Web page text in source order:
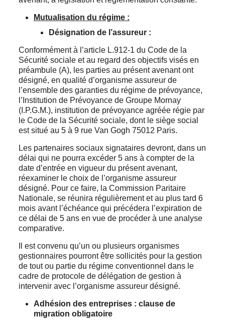
Mutualisation du régime :
Désignation de l’assureur :
Conformément à l’article L.912-1 du Code de la
Sécurité sociale et au regard des objectifs visés en
préambule (A), les parties au présent avenant ont
désigné, en qualité d’organisme assureur de
l’ensemble des garanties du régime de prévoyance,
l’Institution de Prévoyance de Groupe Mornay
(I.P.G.M.), institution de prévoyance agréée régie par
le Code de la Sécurité sociale, dont le siège social
est situé au 5 à 9 rue Van Gogh 75012 Paris.
Les partenaires sociaux signataires devront, dans un
délai qui ne pourra excéder 5 ans à compter de la
date d’entrée en vigueur du présent avenant,
réexaminer le choix de l’organisme assureur
désigné. Pour ce faire, la Commission Paritaire
Nationale, se réunira régulièrement et au plus tard 6
mois avant l’échéance qui précédera l’expiration de
ce délai de 5 ans en vue de procéder à une analyse
comparative.
Il est convenu qu’un ou plusieurs organismes
gestionnaires pourront être sollicités pour la gestion
de tout ou partie du régime conventionnel dans le
cadre de protocole de délégation de gestion à
intervenir avec l’organisme assureur désigné.
Adhésion des entreprises : clause de
migration obligatoire